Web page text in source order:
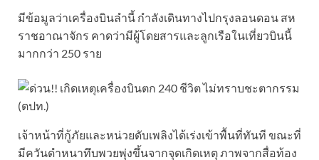
มีข้อมูลว่าเครื่องบินลำนี้ กำลังเดินทางไปกรุงลอนดอน สห
ราชอาณาจักร คาดว่ามีผู้โดยสารและลูกเรือในเที่ยวบินนี้
มากกว่า 250 ราย
เจ้าหน้าที่กู้ภัยและหน่วยดับเพลิงได้เร่งเข้าพื้นที่ทันที ขณะที่
มีควันดำหนาทึบพวยพุ่งขึ้นจากจุดเกิดเหตุ ภาพจากสื่อท้อง